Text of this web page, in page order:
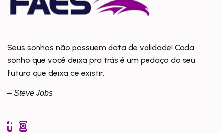
Seus sonhos não possuem data de validade! Cada
sonho que você deixa pra trás é um pedaço do seu
futuro que deixa de existir.
– Steve Jobs